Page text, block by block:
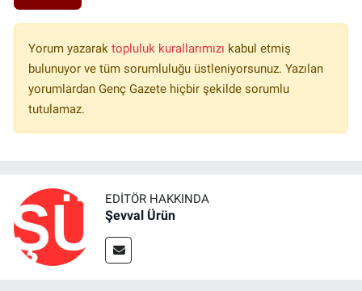
Yorum yazarak topluluk kurallarımızı kabul etmiş
bulunuyor ve tüm sorumluluğu üstleniyorsunuz. Yazılan
yorumlardan Genç Gazete hiçbir şekilde sorumlu
tutulamaz.
EDITÖR HAKKINDA
Şevval Ürün